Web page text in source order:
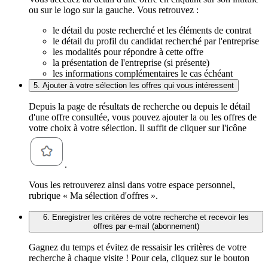
ou sur le logo sur la gauche. Vous retrouvez :
le détail du poste recherché et les éléments de contrat
le détail du profil du candidat recherché par l'entreprise
les modalités pour répondre à cette offre
la présentation de l'entreprise (si présente)
les informations complémentaires le cas échéant
5. Ajouter à votre sélection les offres qui vous intéressent
Depuis la page de résultats de recherche ou depuis le détail
d'une offre consultée, vous pouvez ajouter la ou les offres de
votre choix à votre sélection. Il suffit de cliquer sur l'icône
.
Vous les retrouverez ainsi dans votre espace personnel,
rubrique « Ma sélection d'offres ».
6. Enregistrer les critères de votre recherche et recevoir les
offres par e-mail (abonnement)
Gagnez du temps et évitez de ressaisir les critères de votre
recherche à chaque visite ! Pour cela, cliquez sur le bouton